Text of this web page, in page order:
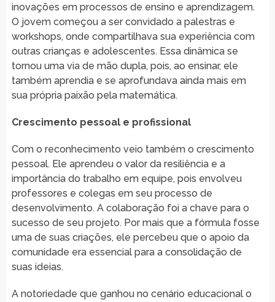
inovações em processos de ensino e aprendizagem.
O jovem começou a ser convidado a palestras e
workshops, onde compartilhava sua experiência com
outras crianças e adolescentes. Essa dinâmica se
tornou uma via de mão dupla, pois, ao ensinar, ele
também aprendia e se aprofundava ainda mais em
sua própria paixão pela matemática.
Crescimento pessoal e profissional
Com o reconhecimento veio também o crescimento
pessoal. Ele aprendeu o valor da resiliência e a
importância do trabalho em equipe, pois envolveu
professores e colegas em seu processo de
desenvolvimento. A colaboração foi a chave para o
sucesso de seu projeto. Por mais que a fórmula fosse
uma de suas criações, ele percebeu que o apoio da
comunidade era essencial para a consolidação de
suas ideias.
A notoriedade que ganhou no cenário educacional o